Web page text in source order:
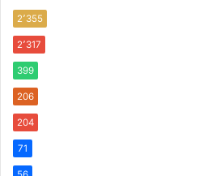
2٬355
2٬317
399
206
204
71